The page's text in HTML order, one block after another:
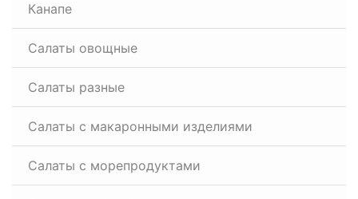
Канапе
Салаты овощные
Салаты разные
Салаты с макаронными изделиями
Салаты с морепродуктами